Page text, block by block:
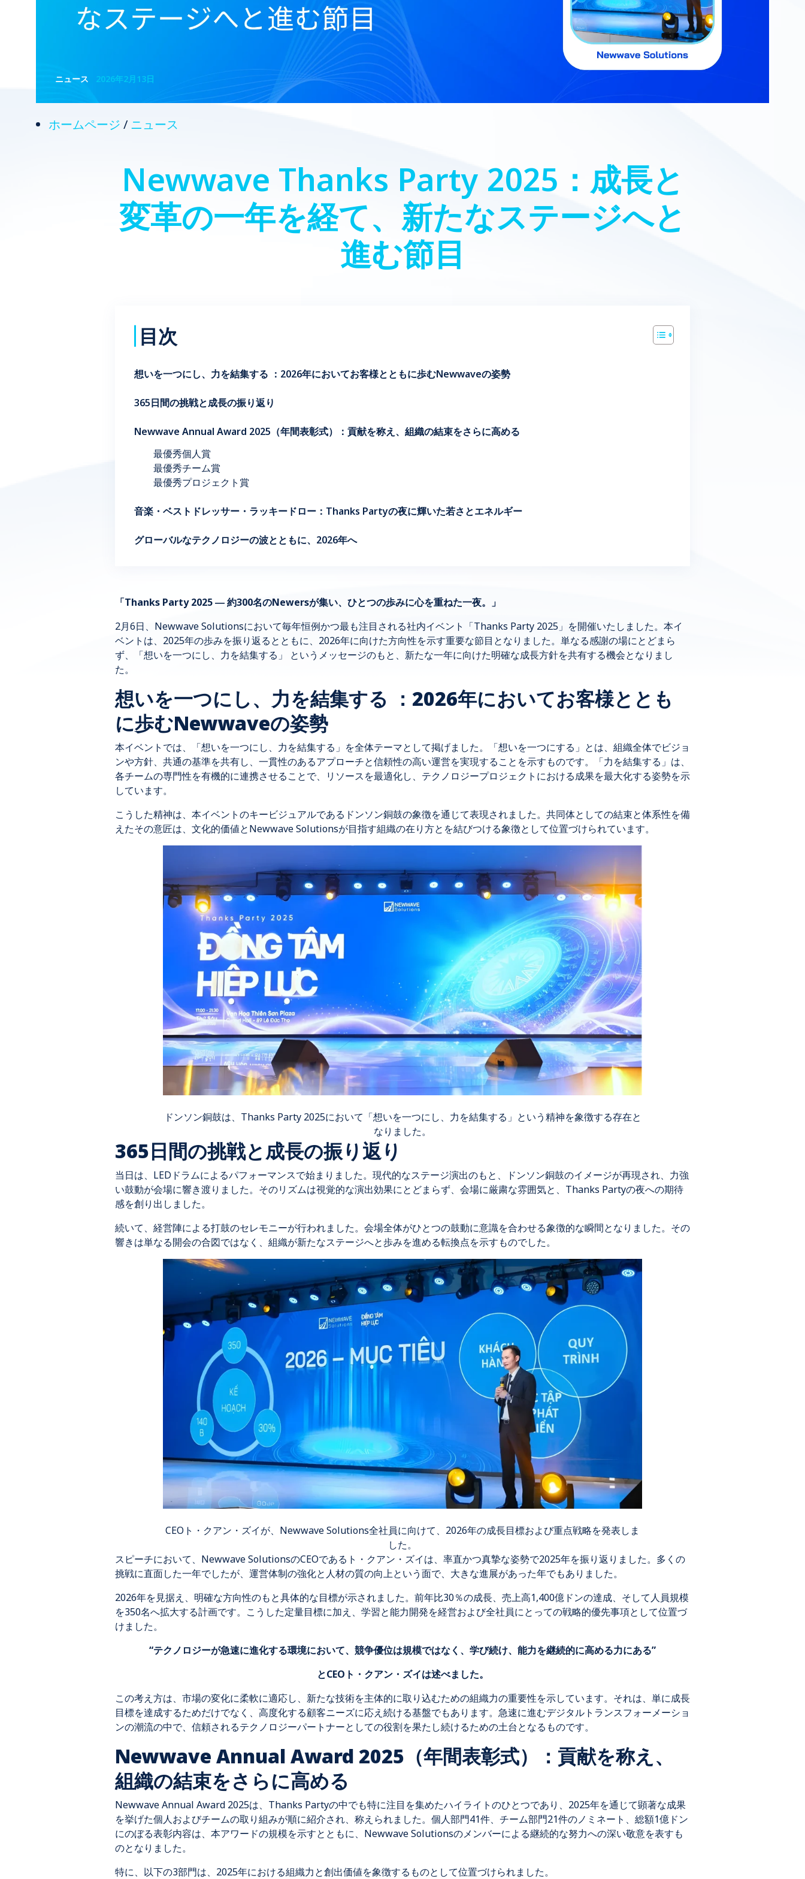
ニュース 2026年2月13日
ホームページ / ニュース
Newwave Thanks Party 2025：成長と
変革の一年を経て、新たなステージへと
進む節目
「Thanks Party 2025 ― 約300名のNewersが集い、ひとつの歩みに心を重ねた一夜。」
2月6日、Newwave Solutionsにおいて毎年恒例かつ最も注目される社内イベント「Thanks Party 2025」を開催いたしました。本イ
ベントは、2025年の歩みを振り返るとともに、2026年に向けた方向性を示す重要な節目となりました。単なる感謝の場にとどまら
ず、「想いを一つにし、力を結集する 」 というメッセージのもと、新たな一年に向けた明確な成長方針を共有する機会となりまし
た。
想いを一つにし、力を結集する
：2026年においてお客様ととも
に歩むNewwaveの姿勢
本イベントでは、「想いを一つにし、力を結集する」を全体テーマとして掲げました。「想いを一つにする」とは、組織全体でビジョ
ンや方針、共通の基準を共有し、一貫性のあるアプローチと信頼性の高い運営を実現することを示すものです。「力を結集する」は、
各チームの専門性を有機的に連携させることで、リソースを最適化し、テクノロジープロジェクトにおける成果を最大化する姿勢を示
しています。
こうした精神は、本イベントのキービジュアルであるドンソン銅鼓の象徴を通じて表現されました。共同体としての結束と体系性を備
えたその意匠は、文化的価値とNewwave Solutionsが目指す組織の在り方とを結びつける象徴として位置づけられています。
ドンソン銅鼓は、Thanks Party 2025において「想いを一つにし、力を結集する」という精神を象徴する存在と
なりました。
365日間の挑戦と成長の振り返り
当日は、LEDドラムによるパフォーマンスで始まりました。現代的なステージ演出のもと、ドンソン銅鼓のイメージが再現され、力強
い鼓動が会場に響き渡りました。そのリズムは視覚的な演出効果にとどまらず、会場に厳粛な雰囲気と、Thanks Partyの夜への期待
感を創り出しました。
続いて、経営陣による打鼓のセレモニーが行われました。会場全体がひとつの鼓動に意識を合わせる象徴的な瞬間となりました。その
響きは単なる開会の合図ではなく、組織が新たなステージへと歩みを進める転換点を示すものでした。
CEOト・クアン・ズイが、Newwave Solutions全社員に向けて、2026年の成長目標および重点戦略を発表しま
した。
スピーチにおいて、Newwave SolutionsのCEOであるト・クアン・ズイは、率直かつ真摯な姿勢で2025年を振り返りました。多くの
挑戦に直面した一年でしたが、運営体制の強化と人材の質の向上という面で、大きな進展があった年でもありました。
2026年を見据え、明確な方向性のもと具体的な目標が示されました。前年比30％の成長、売上高1,400億ドンの達成、そして人員規模
を350名へ拡大する計画です。こうした定量目標に加え、学習と能力開発を経営および全社員にとっての戦略的優先事項として位置づ
けました。
“テクノロジーが急速に進化する環境において、競争優位は規模ではなく、学び続け、能力を継続的に高める力にある”
とCEOト・クアン・ズイは述べました。
この考え方は、市場の変化に柔軟に適応し、新たな技術を主体的に取り込むための組織力の重要性を示しています。それは、単に成長
目標を達成するためだけでなく、高度化する顧客ニーズに応え続ける基盤でもあります。急速に進むデジタルトランスフォーメーショ
ンの潮流の中で、信頼されるテクノロジーパートナーとしての役割を果たし続けるための土台となるものです。
Newwave Annual Award 2025（年間表彰式）：貢献を称え、
組織の結束をさらに高める
Newwave Annual Award 2025は、Thanks Partyの中でも特に注目を集めたハイライトのひとつであり、2025年を通じて顕著な成果
を挙げた個人およびチームの取り組みが順に紹介され、称えられました。個人部門41件、チーム部門21件のノミネート、総額1億ドン
にのぼる表彰内容は、本アワードの規模を示すとともに、Newwave Solutionsのメンバーによる継続的な努力への深い敬意を表すも
のとなりました。
特に、以下の3部門は、2025年における組織力と創出価値を象徴するものとして位置づけられました。
目次
想いを一つにし、力を結集する ：2026年においてお客様とともに歩むNewwaveの姿勢
365日間の挑戦と成長の振り返り
Newwave Annual Award 2025（年間表彰式）：貢献を称え、組織の結束をさらに高める
最優秀個人賞
最優秀チーム賞
最優秀プロジェクト賞
音楽・ベストドレッサー・ラッキードロー：Thanks Partyの夜に輝いた若さとエネルギー
グローバルなテクノロジーの波とともに、2026年へ